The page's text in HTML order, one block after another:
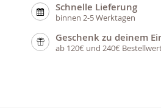
Schnelle Lieferung
binnen 2-5 Werktagen
Geschenk zu deinem
ab 120€ und 240€